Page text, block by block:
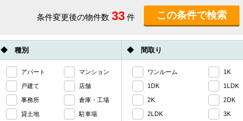
条件変更後の物件数 33件
◆ 種別 ◆ 間取り
アパート
マンション
戸建て
店舗
事務所
倉庫・工場
貸土地
駐車場
ワンルーム
1K
1DK
1LDK
2K
2DK
2LDK
3K